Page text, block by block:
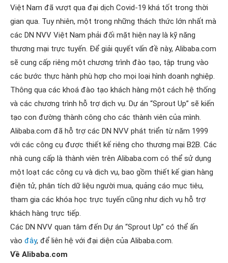
Việt Nam đã vượt qua đại dịch Covid-19 khá tốt trong thời
gian qua. Tuy nhiên, một trong những thách thức lớn nhất mà
các DN NVV Việt Nam phải đối mặt hiện nay là kỹ năng
thương mại trực tuyến. Để giải quyết vấn đề này, Alibaba.com
sẽ cung cấp riêng một chương trình đào tạo, tập trung vào
các bước thực hành phù hợp cho mọi loại hình doanh nghiệp.
Thông qua các khoá đào tạo khách hàng một cách hệ thống
và các chương trình hỗ trợ dịch vụ. Dự án “Sprout Up” sẽ kiến
tạo con đường thành công cho các thành viên của mình.
Alibaba.com đã hỗ trợ các DN NVV phát triển từ năm 1999
với các công cụ được thiết kế riêng cho thương mại B2B. Các
nhà cung cấp là thành viên trên Alibaba.com có thể sử dụng
một loạt các công cụ và dịch vụ, bao gồm thiết kế gian hàng
điện tử, phân tích dữ liệu người mua, quảng cáo mục tiêu,
tham gia các khóa học trực tuyến cũng như dịch vụ hỗ trợ
khách hàng trực tiếp.
Các DN NVV quan tâm đến Dự án “Sprout Up” có thể ấn
vào đây, để liên hệ với đại diện của Alibaba.com.
Về Alibaba.com